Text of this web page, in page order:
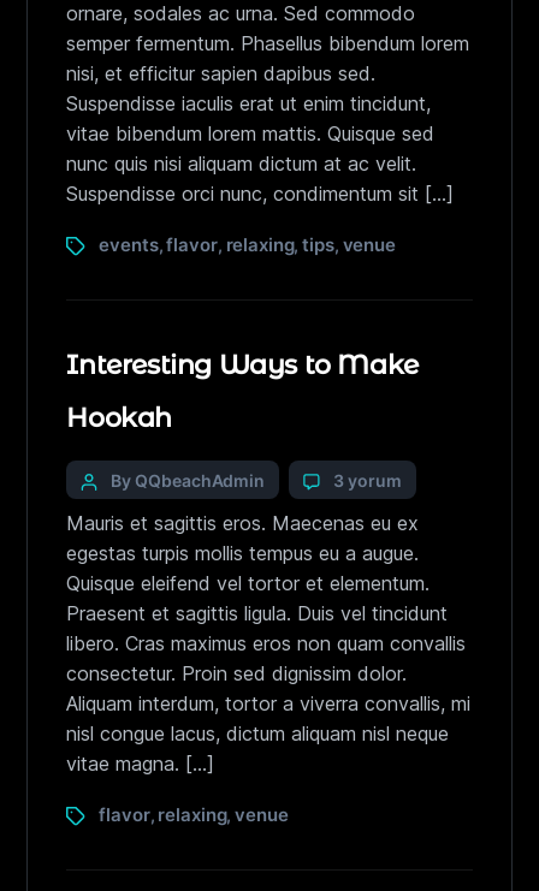
ornare, sodales ac urna. Sed commodo
semper fermentum. Phasellus bibendum lorem
nisi, et efficitur sapien dapibus sed.
Suspendisse iaculis erat ut enim tincidunt,
vitae bibendum lorem mattis. Quisque sed
nunc quis nisi aliquam dictum at ac velit.
Suspendisse orci nunc, condimentum sit […]
events,flavor, relaxing,tips, venue
Interesting Ways to Make
Hookah
By QQbeachAdmin 3 yorum
Mauris et sagittis eros. Maecenas eu ex
egestas turpis mollis tempus eu a augue.
Quisque eleifend vel tortor et elementum.
Praesent et sagittis ligula. Duis vel tincidunt
libero. Cras maximus eros non quam convallis
consectetur. Proin sed dignissim dolor.
Aliquam interdum, tortor a viverra convallis, mi
nisl congue lacus, dictum aliquam nisl neque
vitae magna. […]
flavor, relaxing,venue